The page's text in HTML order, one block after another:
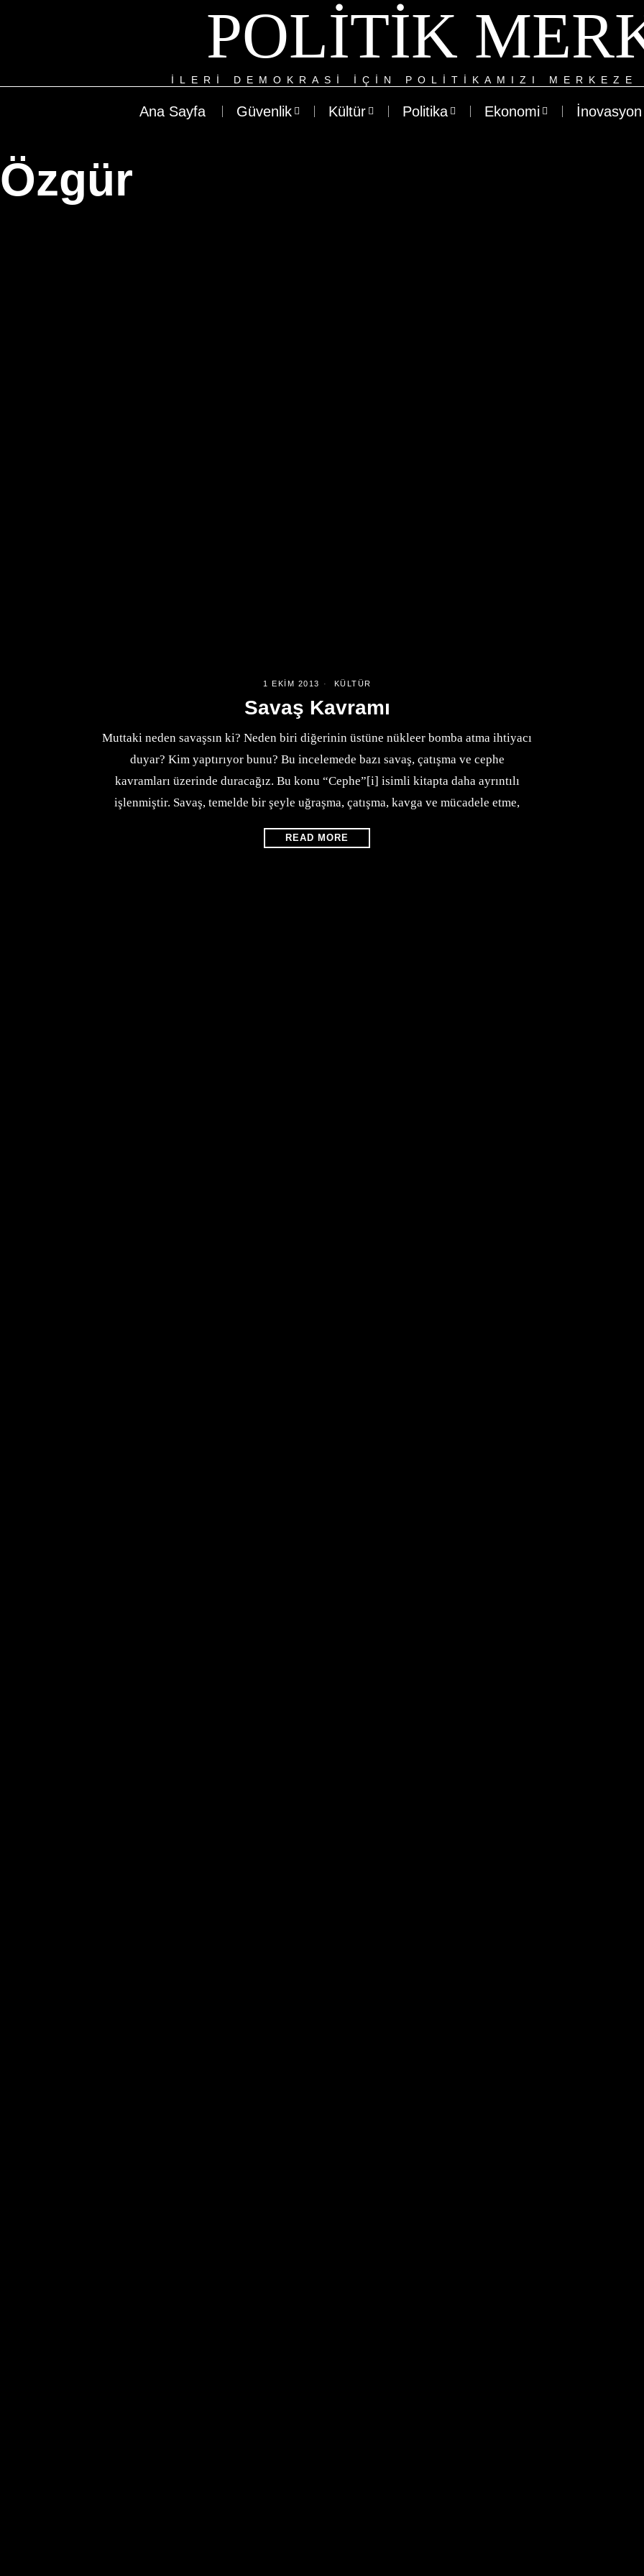
POLITIK
ILERI DEMOKRASI IÇIN POLITIKAMIZI
Ana Sayfa Güvenlik Kültür Politika Ekonomi İnovasyon
Özgür
1 EKIM 2013 KÜLTÜR
Savaş Kavramı
Muttaki neden savaşsın ki? Neden biri diğerinin üstüne nükleer bomba atma ihtiyacı
duyar? Kim yaptırıyor bunu? Bu incelemede bazı savaş, çatışma ve cephe
kavramları üzerinde duracağız. Bu konu “Cephe”[i] isimli kitapta daha ayrıntılı
işlenmiştir. Savaş, temelde bir şeyle uğraşma, çatışma, kavga ve mücadele etme,
READ MORE